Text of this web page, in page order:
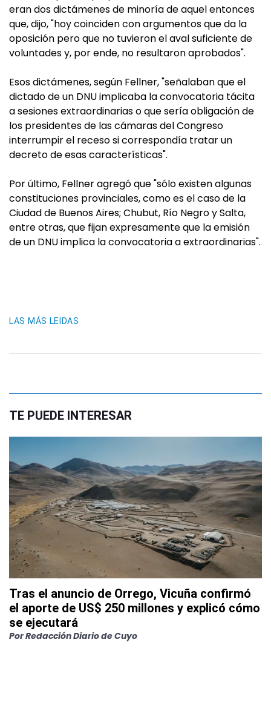
eran dos dictámenes de minoría de aquel entonces
que, dijo, "hoy coinciden con argumentos que da la
oposición pero que no tuvieron el aval suficiente de
voluntades y, por ende, no resultaron aprobados".
Esos dictámenes, según Fellner, "señalaban que el
dictado de un DNU implicaba la convocatoria tácita
a sesiones extraordinarias o que sería obligación de
los presidentes de las cámaras del Congreso
interrumpir el receso si correspondía tratar un
decreto de esas características".
Por último, Fellner agregó que "sólo existen algunas
constituciones provinciales, como es el caso de la
Ciudad de Buenos Aires; Chubut, Río Negro y Salta,
entre otras, que fijan expresamente que la emisión
de un DNU implica la convocatoria a extraordinarias".
LAS MÁS LEIDAS
TE PUEDE INTERESAR
Tras el anuncio de Orrego, Vicuña confirmó
el aporte de US$ 250 millones y explicó cómo
se ejecutará
PorRedacción Diario de Cuyo